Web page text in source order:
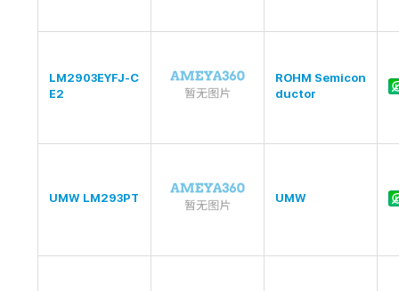
LM2903EYFJ-C
E2
ROHM Semicon
ductor
UMW LM293PT UMW